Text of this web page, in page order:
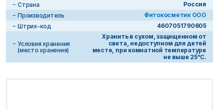
Страна
Россия
Производитель
Фитокосметик ООО
Штрих-код
4607051790605
Условия хранения
(место хранения)
Хранить в сухом, защищенном от
света, недоступном для детей
месте, при комнатной температуре
не выше 25°С.